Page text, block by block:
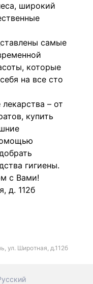
широкий
самые
которые
на все сто
– от
купить
гигиены.
с Вами!
д. 112б
ул. Широтная, д.112б